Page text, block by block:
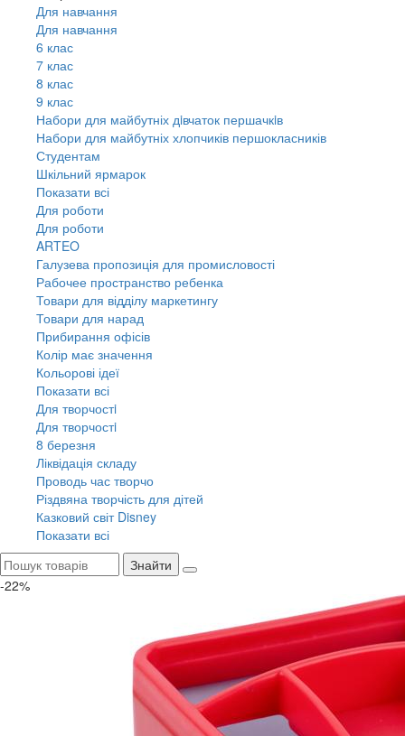
Для навчання
Для навчання
6 клас
7 клас
8 клас
9 клас
Набори для майбутніх дiвчаток першачкiв
Набори для майбутніх хлопчиків першокласників
Студентам
Шкільний ярмарок
Показати всі
Для роботи
Для роботи
ARTEO
Галузева пропозиція для промисловості
Рабочее пространство ребенка
Товари для відділу маркетингу
Товари для нарад
Прибирання офісів
Колір має значення
Кольорові ідеї
Показати всі
Для творчостi
Для творчостi
8 березня
Ліквідація складу
Проводь час творчо
Різдвяна творчість для дітей
Казковий світ Disney
Показати всі
Знайти
-22%